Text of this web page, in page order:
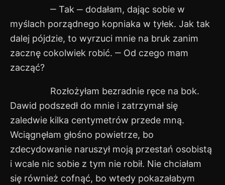
‒ Tak ‒ dodałam, dając sobie w
myślach porządnego kopniaka w tyłek. Jak tak
dalej pójdzie, to wyrzuci mnie na bruk zanim
zacznę cokolwiek robić. ‒ Od czego mam
zacząć?
Rozłożyłam bezradnie ręce na bok.
Dawid podszedł do mnie i zatrzymał się
zaledwie kilka centymetrów przede mną.
Wciągnęłam głośno powietrze, bo
zdecydowanie naruszył moją przestań osobistą
i wcale nic sobie z tym nie robił. Nie chciałam
się również cofnąć, bo wtedy pokazałabym